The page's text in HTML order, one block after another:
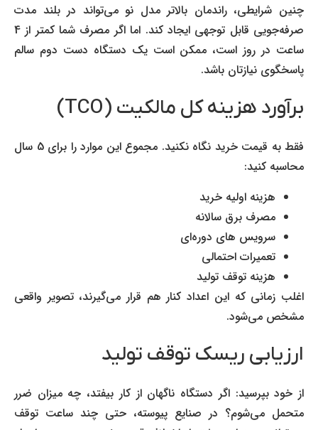
چنین شرایطی، راندمان بالاتر مدل نو می‌تواند در بلند مدت
صرفه‌جویی قابل توجهی ایجاد کند. اما اگر مصرف شما کمتر از 4
ساعت در روز است، ممکن است یک دستگاه دست دوم سالم
پاسخگوی نیازتان باشد.
برآورد هزینه کل مالکیت (TCO)
فقط به قیمت خرید نگاه نکنید. مجموع این موارد را برای 5 سال
محاسبه کنید:
هزینه اولیه خرید
مصرف برق سالانه
سرویس های دوره‌ای
تعمیرات احتمالی
هزینه توقف تولید
اغلب زمانی که این اعداد کنار هم قرار می‌گیرند، تصویر واقعی
مشخص می‌شود.
ارزیابی ریسک توقف تولید
از خود بپرسید: اگر دستگاه ناگهان از کار بیفتد، چه میزان ضرر
متحمل می‌شوم؟ در صنایع پیوسته، حتی چند ساعت توقف